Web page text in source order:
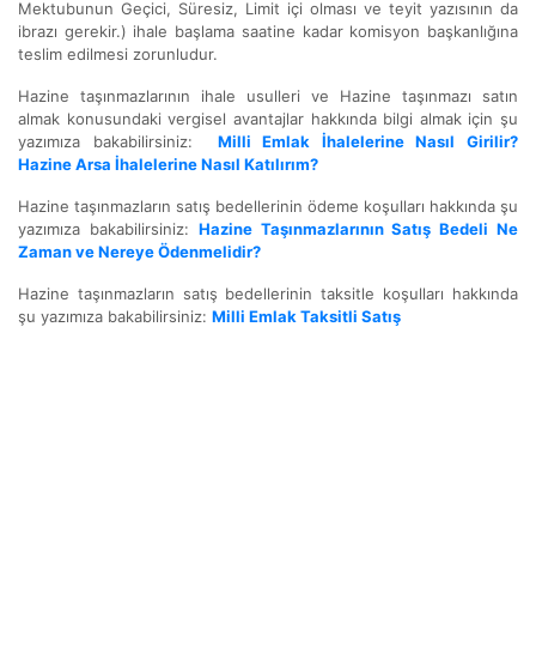
Mektubunun Geçici, Süresiz, Limit içi olması ve teyit yazısının da
ibrazı gerekir.) ihale başlama saatine kadar komisyon başkanlığına
teslim edilmesi zorunludur.
Hazine taşınmazlarının ihale usulleri ve Hazine taşınmazı satın
almak konusundaki vergisel avantajlar hakkında bilgi almak için şu
yazımıza bakabilirsiniz: Milli Emlak İhalelerine Nasıl Girilir?
Hazine Arsa İhalelerine Nasıl Katılırım?
Hazine taşınmazların satış bedellerinin ödeme koşulları hakkında şu
yazımıza bakabilirsiniz: Hazine Taşınmazlarının Satış Bedeli Ne
Zaman ve Nereye Ödenmelidir?
Hazine taşınmazların satış bedellerinin taksitle koşulları hakkında
şu yazımıza bakabilirsiniz: Milli Emlak Taksitli Satış